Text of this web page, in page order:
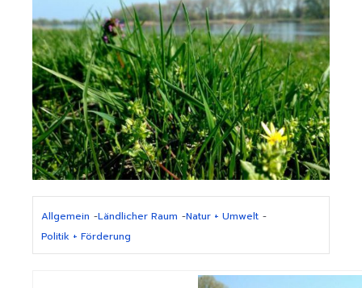
Allgemein -Ländlicher Raum -Natur + Umwelt -
Politik + Förderung